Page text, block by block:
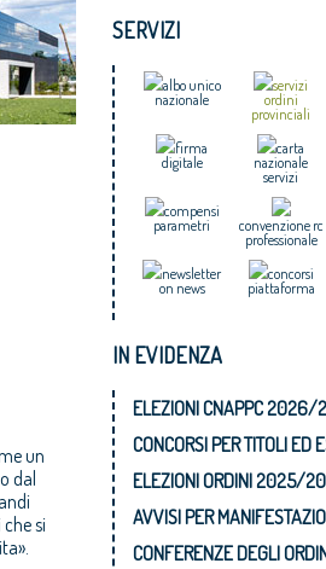
un
dal
si
SERVIZI
albo unico
nazionale
servizi
ordini
provinciali
firma
digitale
carta
nazionale
servizi
compensi
parametri
convenzione rc
professionale
newsletter
on news
concorsi
piattaforma
IN EVIDENZA
ELEZIONI CNAPPC 2026/
CONCORSI PER TITOLI ED
ELEZIONI ORDINI 2025/
AVVISI PER
CONFERENZE DEGLI